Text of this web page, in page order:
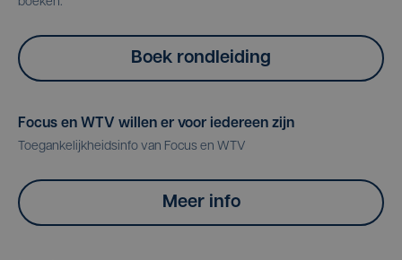
Boek rondleiding
Focus en WTV willen er voor iedereen zijn
Toegankelijkheidsinfo van Focus en WTV
Meer info